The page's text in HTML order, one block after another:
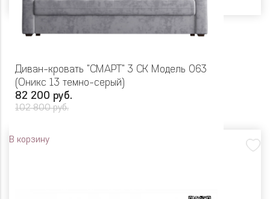
Диван-кровать "СМАРТ" 3 СК Модель 063
(Оникс 13 темно-серый)
82 200 руб.
102 800 руб.
В корзину